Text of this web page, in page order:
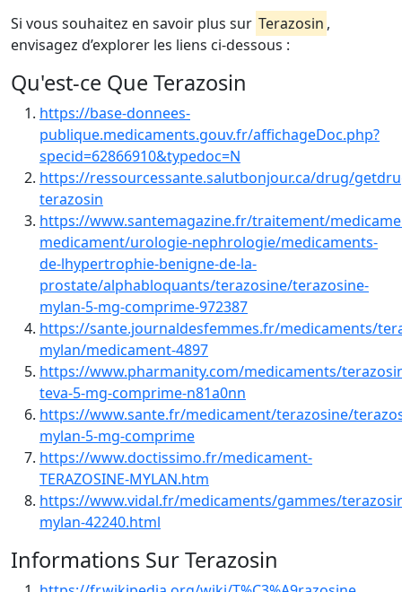
Si vous souhaitez en savoir plus sur Terazosin ,
envisagez d’explorer les liens ci-dessous :
Qu'est-ce Que Terazosin
https://base-donnees-
publique.medicaments.gouv.fr/affichageDoc.php?
specid=62866910&typedoc=N
https://ressourcessante.salutbonjour.ca/drug/
terazosin
https://www.santemagazine.fr/traitement/
medicament/urologie-nephrologie/medicaments-
de-lhypertrophie-benigne-de-la-
prostate/alphabloquants/terazosine/terazosine-
mylan-5-mg-comprime-972387
https://sante.journaldesfemmes.fr/medicaments/
mylan/medicament-4897
https://www.pharmanity.com/medicaments/
teva-5-mg-comprime-n81a0nn
https://www.sante.fr/medicament/terazosine/
mylan-5-mg-comprime
https://www.doctissimo.fr/medicament-
TERAZOSINE-MYLAN.htm
https://www.vidal.fr/medicaments/gammes/
mylan-42240.html
Informations Sur Terazosin